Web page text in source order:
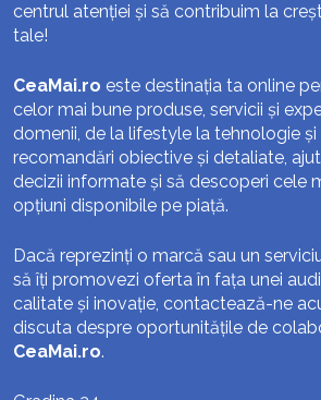
centrul atenției și să contribuim la
tale!
CeaMai.ro este destinația ta online
celor mai bune produse, servicii și
domenii, de la lifestyle la tehnologie
recomandări obiective și detaliate,
decizii informate și să descoperi cele
opțiuni disponibile pe piață.
Dacă reprezinți o marcă sau un
să îți promovezi oferta în fața unei
calitate și inovație, contactează-ne
discuta despre oportunitățile de
CeaMai.ro.